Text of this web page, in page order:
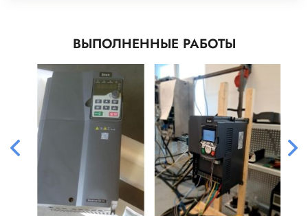
ВЫПОЛНЕННЫЕ РАБОТЫ